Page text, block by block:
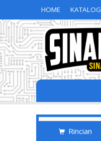
HOME KATALOG
Rincian